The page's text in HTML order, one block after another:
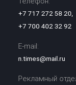
+7 717 272 58 20
+7 700 402 32 92
E-mail:
n.times@mail.ru
Рекламный